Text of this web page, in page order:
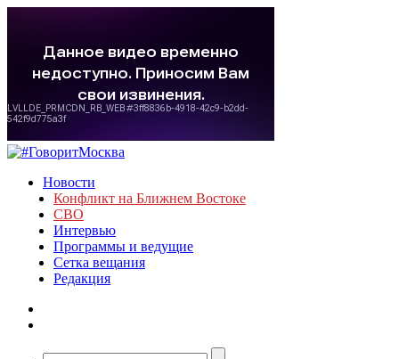
Новости
Конфликт на Ближнем Востоке
СВО
Интервью
Программы и ведущие
Сетка вещания
Редакция